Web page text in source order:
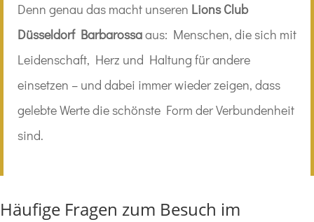
Denn genau das macht unseren Lions Club
Düsseldorf Barbarossaaus: Menschen, die sich mit
Leidenschaft, Herz und Haltung für andere
einsetzen – und dabei immer wieder zeigen, dass
gelebte Werte die schönste Form der Verbundenheit
sind.
Häufige Fragen zum Besuch im